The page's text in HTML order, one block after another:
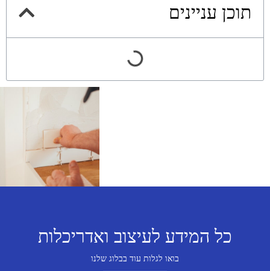
תוכן עניינים
כל המידע לעיצוב ואדריכלות
בואו לגלות עוד בבלוג שלנו